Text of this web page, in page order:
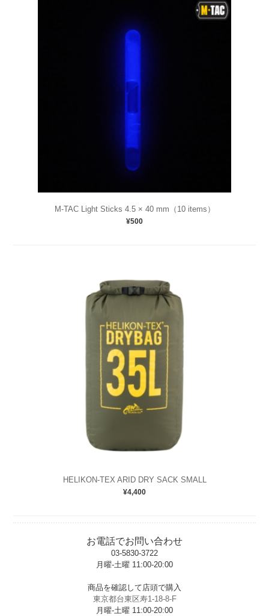
M-TAC Light Sticks 4.5 × 40 mm（10 items）
¥500
HELIKON-TEX ARID DRY SACK SMALL
¥4,400
お電話でお問い合わせ
03-5830-3722
月曜-土曜 11:00-20:00
商品を確認して店頭で購入
東京都台東区寿1-18-8-F
月曜-土曜 11:00-20:00